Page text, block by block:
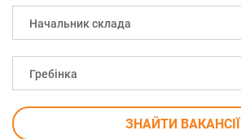
Начальник склада
Гребінка
ЗНАЙТИ ВАКАНСІЇ